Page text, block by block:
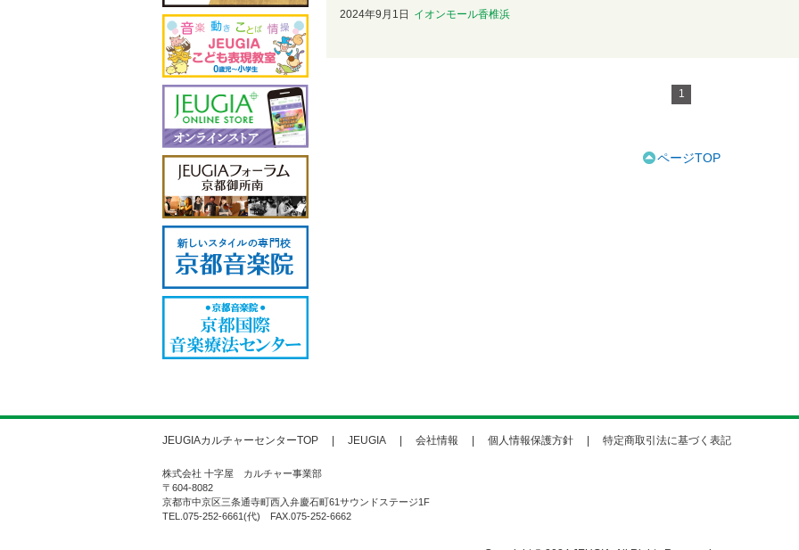
2024年9月1日 イオンモール香椎浜
1
ページTOP
JEUGIAカルチャーセンターTOP JEUGIA 会社情報 個人情報保護方針 特定商取引法に基づく表記
株式会社 十字屋 カルチャー事業部
〒604-8082
京都市中京区三条通寺町西入弁慶石町61サウンドステージ1F
TEL.075-252-6661(代) FAX.075-252-6662